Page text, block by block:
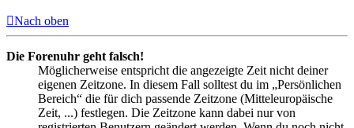
Nach oben
Die Forenuhr geht falsch!
Möglicherweise entspricht die angezeigte Zeit nicht deiner
eigenen Zeitzone. In diesem Fall solltest du im „Persönlichen
Bereich“ die für dich passende Zeitzone (Mitteleuropäische
Zeit, ...) festlegen. Die Zeitzone kann dabei nur von